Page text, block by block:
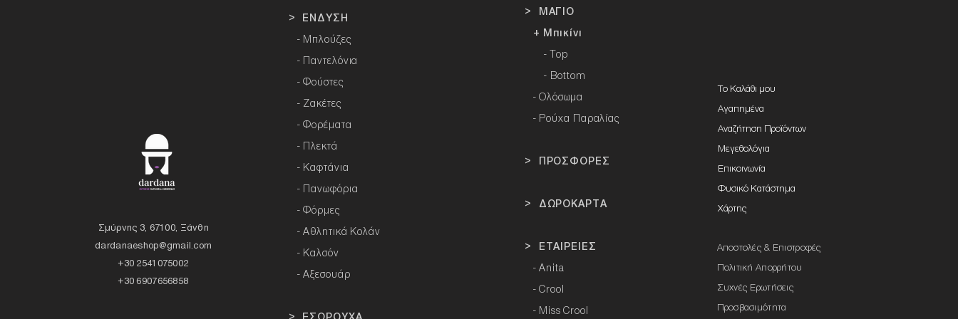
Σμύρνης 3, 67100, Ξάνθη
dardanaeshop@gmail.com
+30 2541075002
+30 6907656858
> ΕΝΔΥΣΗ
- Μπλούζες
- Παντελόνια
- Φούστες
- Ζακέτες
- Φορέματα
- Πλεκτά
- Καφτάνια
- Πανωφόρια
- Φόρμες
- Αθλητικά Κολάν
- Καλσόν
- Αξεσουάρ
> ΜΑΓΙΟ
+ Μπικίνι
- Top
- Bottom
-Ολόσωμα
- Ρούχα Παραλίας
> ΠΡΟΣΦΟΡΕΣ
> ΔΩΡΟΚΑΡΤΑ
> ΕΤΑΙΡΕΙΕΣ
-Anita
-Crool
- Miss Crool
Το Καλάθι μου
Αγαπημένα
Αναζήτηση Προϊόντων
Μεγεθολόγια
Επικοινωνία
Φυσικό Κατάστημα
Χάρτης
Αποστολές & Επιστροφές
Πολιτική Απορρήτου
Συχνές Ερωτήσεις
Προσβασιμότητα